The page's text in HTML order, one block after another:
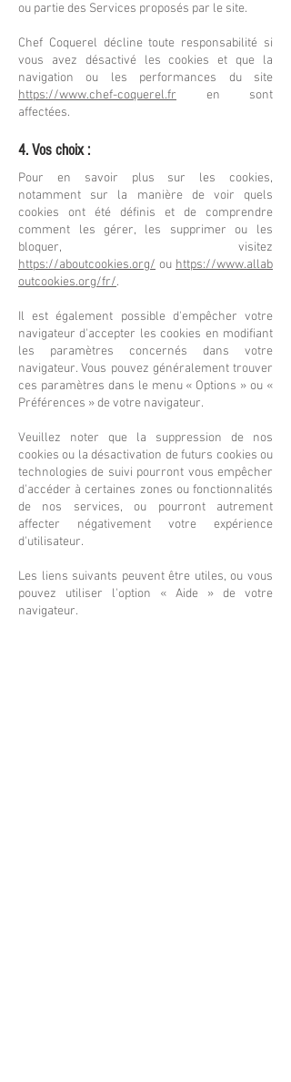
ou partie des Services proposés par le site.
Chef Coquerel décline toute responsabilité si
vous avez désactivé les cookies et que la
navigation ou les performances du site
https://www.chef-coquerel.fr en sont
affectées.
4. Vos choix :
Pour en savoir plus sur les cookies,
notamment sur la manière de voir quels
cookies ont été définis et de comprendre
comment les gérer, les supprimer ou les
bloquer, visitez
https://aboutcookies.org/ ou https://www.allab
outcookies.org/fr/.
Il est également possible d'empêcher votre
navigateur d'accepter les cookies en modifiant
les paramètres concernés dans votre
navigateur. Vous pouvez généralement trouver
ces paramètres dans le menu « Options » ou «
Préférences » de votre navigateur.
Veuillez noter que la suppression de nos
cookies ou la désactivation de futurs cookies ou
technologies de suivi pourront vous empêcher
d'accéder à certaines zones ou fonctionnalités
de nos services, ou pourront autrement
affecter négativement votre expérience
d'utilisateur.
Les liens suivants peuvent être utiles, ou vous
pouvez utiliser l'option « Aide » de votre
navigateur.